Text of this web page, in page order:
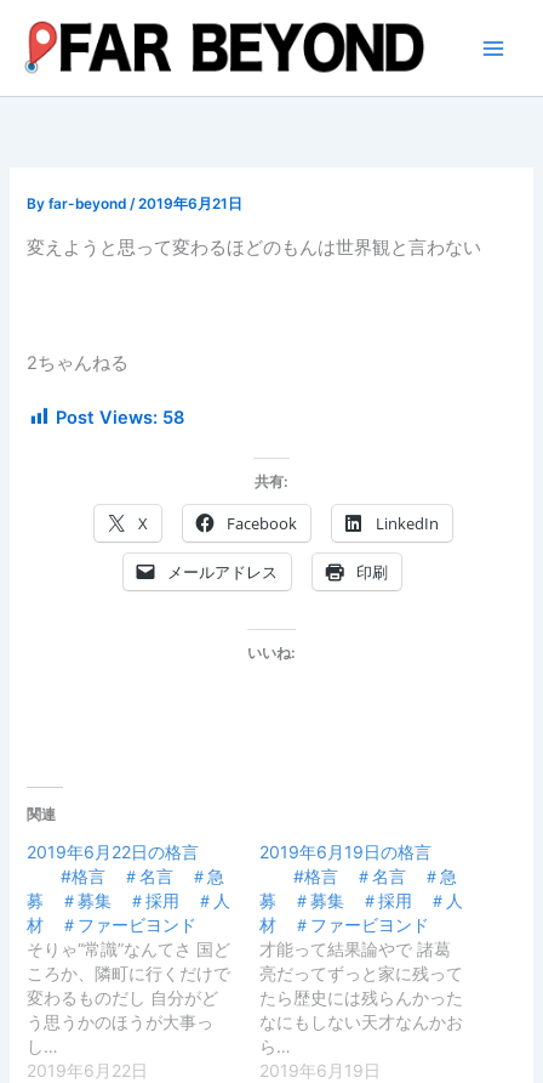
ス
Byfar-beyond/2019年6月21日
変えようと思って変わるほどのもんは世界観と言わない
2ちゃんねる
Post Views: 58
共有:
X Facebook LinkedIn
メールアドレス 印刷
いいね:
関連
2019年6月22日の格言
#格言 ＃名言 ＃急
募 ＃募集 ＃採用 ＃人
材 ＃ファービヨンド
そりゃ“常識”なんてさ 国ど
ころか、隣町に行くだけで
変わるものだし 自分がど
う思うかのほうが大事っ
し…
2019年6月22日
2019年6月19日の格言
#格言 ＃名言 ＃急
募 ＃募集 ＃採用 ＃人
材 ＃ファービヨンド
才能って結果論やで 諸葛
亮だってずっと家に残って
たら歴史には残らんかった
なにもしない天才なんかお
ら…
2019年6月19日